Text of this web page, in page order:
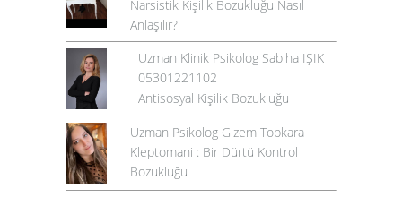
Narsistik Kişilik Bozukluğu Nasıl
Anlaşılır?
Uzman Klinik Psikolog Sabiha IŞIK
05301221102
Antisosyal Kişilik Bozukluğu
Uzman Psikolog Gizem Topkara
Kleptomani : Bir Dürtü Kontrol
Bozukluğu